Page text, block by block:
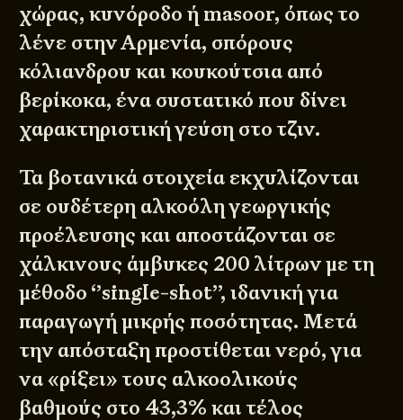
χώρας, κυνόροδο ή masoor, όπως το
λένε στην Αρμενία, σπόρους
κόλιανδρου και κουκούτσια από
βερίκοκα, ένα συστατικό που δίνει
χαρακτηριστική γεύση στο τζιν.
Τα βοτανικά στοιχεία εκχυλίζονται
σε ουδέτερη αλκοόλη γεωργικής
προέλευσης και αποστάζονται σε
χάλκινους άμβυκες 200 λίτρων με τη
μέθοδο ‘’single-shot’’, ιδανική για
παραγωγή μικρής ποσότητας. Μετά
την απόσταξη προστίθεται νερό, για
να «ρίξει» τους αλκοολικούς
βαθμούς στο 43,3% και τέλος